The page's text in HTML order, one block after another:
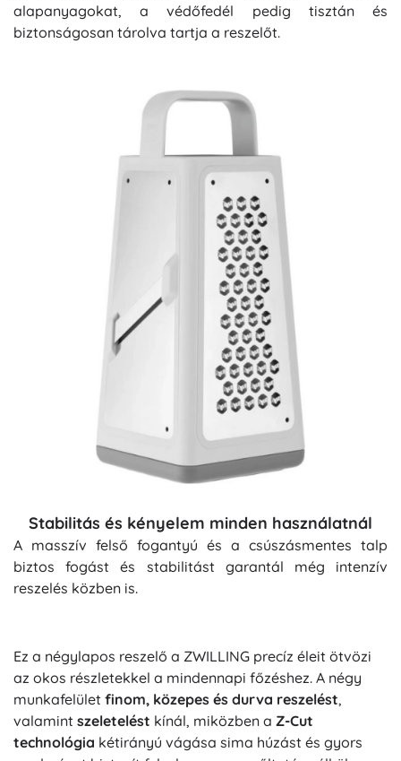
alapanyagokat, a védőfedél pedig tisztán és
biztonságosan tárolva tartja a reszelőt.
Stabilitás és kényelem minden használatnál
A masszív felső fogantyú és a csúszásmentes talp
biztos fogást és stabilitást garantál még intenzív
reszelés közben is.
Ez a négylapos reszelő a ZWILLING precíz éleit ötvözi
az okos részletekkel a mindennapi főzéshez. A négy
munkafelület finom, közepes és durva reszelést,
valamint szeletelést kínál, miközben a Z-Cut
technológia kétirányú vágása sima húzást és gyors